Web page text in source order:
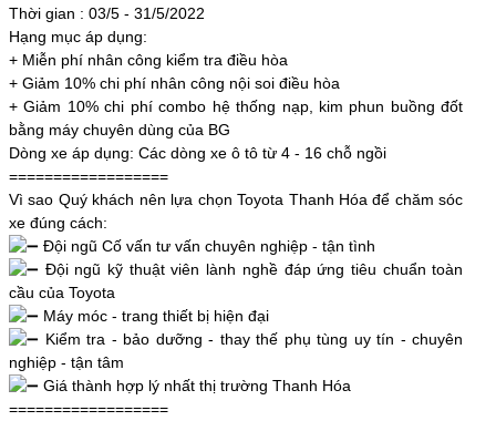
Thời gian : 03/5 - 31/5/2022
Hạng mục áp dụng:
+ Miễn phí nhân công kiểm tra điều hòa
+ Giảm 10% chi phí nhân công nội soi điều hòa
+ Giảm 10% chi phí combo hệ thống nạp, kim phun buồng đốt
bằng máy chuyên dùng của BG
Dòng xe áp dụng: Các dòng xe ô tô từ 4 - 16 chỗ ngồi
==================
Vì sao Quý khách nên lựa chọn Toyota Thanh Hóa để chăm sóc
xe đúng cách:
Đội ngũ Cố vấn tư vấn chuyên nghiệp - tận tình
Đội ngũ kỹ thuật viên lành nghề đáp ứng tiêu chuẩn toàn
cầu của Toyota
Máy móc - trang thiết bị hiện đại
Kiểm tra - bảo dưỡng - thay thế phụ tùng uy tín - chuyên
nghiệp - tận tâm
Giá thành hợp lý nhất thị trường Thanh Hóa
==================